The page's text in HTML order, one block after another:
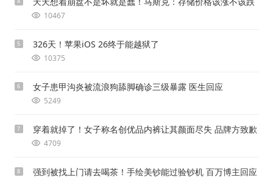
10467
5 326天！苹果iOS 26终于能越狱了
10375
6 女子患甲沟炎被流浪狗舔脚确诊三级暴露 医生回应
5249
7 穿着就掉了！女子称名创优品内裤让其颜面尽失 品牌方致歉
4709
8 强到被找上门请去喝茶！手绘美钞能过验钞机 百万博主回应